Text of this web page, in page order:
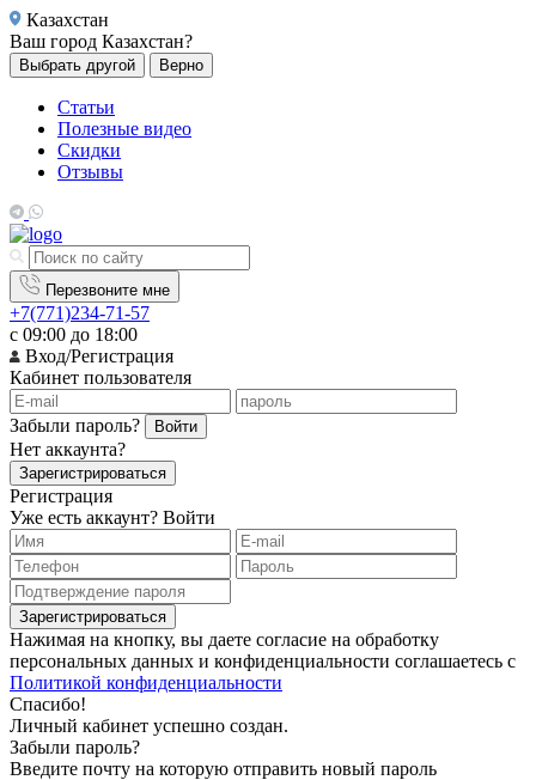
Казахстан
Ваш город Казахстан?
Выбрать другой Верно
Статьи
Полезные видео
Скидки
Отзывы
Перезвоните мне
+7(771)234-71-57
с 09:00 до 18:00
Вход/Регистрация
Кабинет пользователя
Забыли пароль? Войти
Нет аккаунта?
Зарегистрироваться
Регистрация
Уже есть аккаунт? Войти
Зарегистрироваться
Нажимая на кнопку, вы даете согласие на обработку
персональных данных и конфиденциальности соглашаетесь с
Политикой конфиденциальности
Спасибо!
Личный кабинет успешно создан.
Забыли пароль?
Введите почту на которую отправить новый пароль